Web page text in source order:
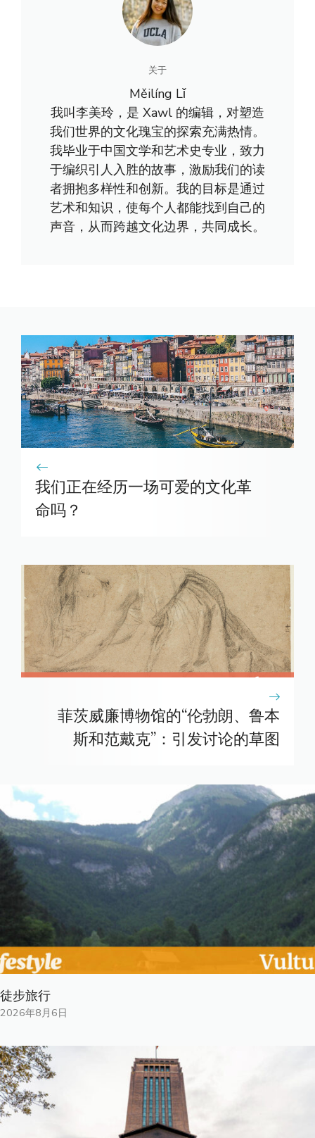
关于
Měilíng Lǐ
我叫李美玲，是 Xawl 的编辑，对塑造
我们世界的文化瑰宝的探索充满热情。
我毕业于中国文学和艺术史专业，致力
于编织引人入胜的故事，激励我们的读
者拥抱多样性和创新。我的目标是通过
艺术和知识，使每个人都能找到自己的
声音，从而跨越文化边界，共同成长。
我们正在经历一场可爱的文化革
命吗？
菲茨威廉博物馆的“伦勃朗、鲁本
斯和范戴克”：引发讨论的草图
徒步旅行
2026年8月6日